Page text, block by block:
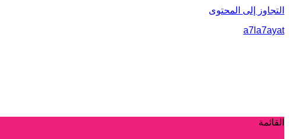
التجاوز إلى المحتوى
a7la7ayat
القائمة